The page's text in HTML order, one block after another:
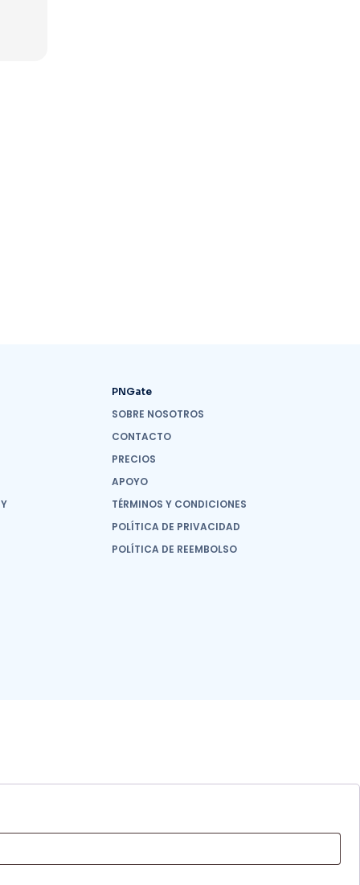
PNGate
SOBRE NOSOTROS
CONTACTO
PRECIOS
APOYO
TÉRMINOS Y CONDICIONES
POLÍTICA DE PRIVACIDAD
POLÍTICA DE REEMBOLSO